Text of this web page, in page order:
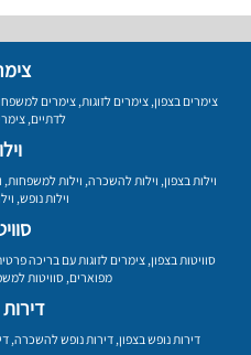
צימרים בצפון, צימרים לזוגות, צימרים
לדתיים,
וילות בצפון, וילות להשכרה, וילות למשפחות,
וילות נופש,
סוויטות בצפון,צימרים לזוגות עם בריכה
מפוארים,סוויטות
דירות נופש בצפון, דירות נופש להשכרה,